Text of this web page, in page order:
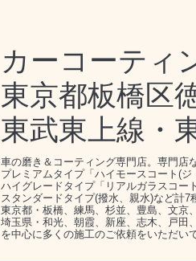
カーコーティ
東京都板橋区
東武東上線・
車の磨き＆コーティング専門店。専門店
プレミアムタイプ「ハイモースコート(ジ
ハイグレードタイプ「リアルガラスコー
スタンダードタイプ(撥水、親水)など計7
東京都・板橋、練馬、杉並、豊島、文京
埼玉県・和光、朝霞、新座、志木、戸田
を中心に多くの施工のご依頼をいただい